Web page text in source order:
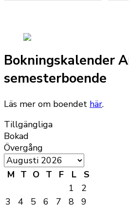
Bokningskalender
semesterboende
Läs mer om boendet här.
Tillgängliga
Bokad
Övergång
M T O T F L
S
1
2
3
4 5 6 7 8 9